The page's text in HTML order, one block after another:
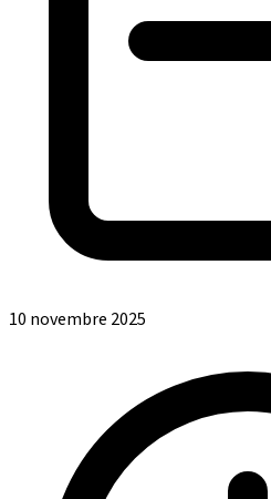
10 novembre 2025